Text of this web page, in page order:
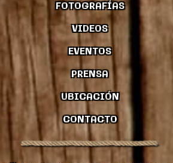
FOTOGRAFÍAS
VIDEOS
EVENTOS
PRENSA
UBICACIÓN
CONTACTO